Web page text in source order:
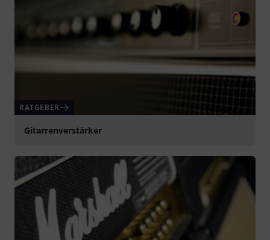
RATGEBER
Gitarrenverstärker